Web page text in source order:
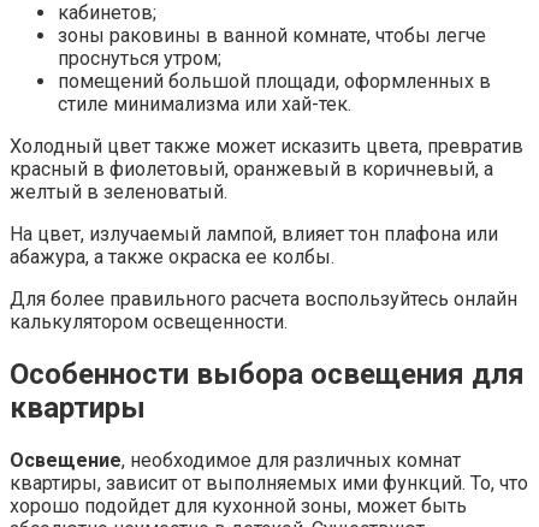
кабинетов;
зоны раковины в ванной комнате, чтобы легче
проснуться утром;
помещений большой площади, оформленных в
стиле минимализма или хай-тек.
Холодный цвет также может исказить цвета, превратив
красный в фиолетовый, оранжевый в коричневый, а
желтый в зеленоватый.
На цвет, излучаемый лампой, влияет тон плафона или
абажура, а также окраска ее колбы.
Для более правильного расчета воспользуйтесь онлайн
калькулятором освещенности.
Особенности выбора освещения для
квартиры
Освещение, необходимое для различных комнат
квартиры, зависит от выполняемых ими функций. То, что
хорошо подойдет для кухонной зоны, может быть